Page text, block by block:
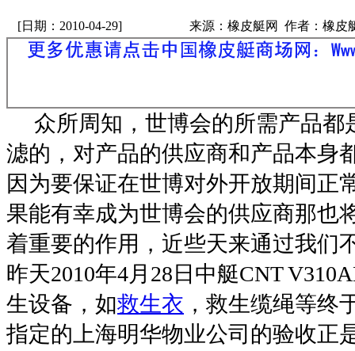
[日期：2010-04-29] 来源：橡皮艇网 作者：橡皮
众所周知，世博会的所需产品都
滤的，对产品的供应商和产品本身
因为要保证在世博对外开放期间正
果能有幸成为世博会的供应商那也
着重要的作用，近些天来通过我们
昨天2010年4月28日中艇CNT
生设备，如救生衣 ，救生缆绳等终
指定的上海明华物业公司的验收正